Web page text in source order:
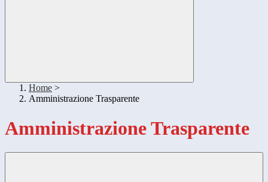
Home >
Amministrazione Trasparente
Amministrazione Trasparente